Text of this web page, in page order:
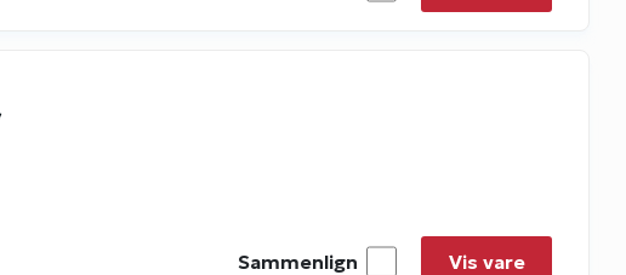
Sammenlign Vis vare